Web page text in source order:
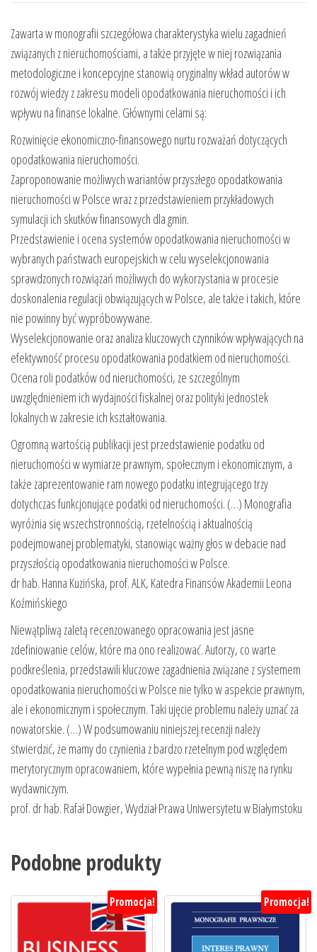
i
propozycje
zmian
Zawarta w monografii szczegółowa charakterystyka wielu zagadnień
związanych z nieruchomościami, a także przyjęte w niej rozwiązania
metodologiczne i koncepcyjne stanowią oryginalny wkład autorów w
rozwój wiedzy z zakresu modeli opodatkowania nieruchomości i ich
wpływu na finanse lokalne. Głównymi celami są:
Rozwinięcie ekonomiczno-finansowego nurtu rozważań dotyczących
opodatkowania nieruchomości.
Zaproponowanie możliwych wariantów przyszłego opodatkowania
nieruchomości w Polsce wraz z przedstawieniem przykładowych
symulacji ich skutków finansowych dla gmin.
Przedstawienie i ocena systemów opodatkowania nieruchomości w
wybranych państwach europejskich w celu wyselekcjonowania
sprawdzonych rozwiązań możliwych do wykorzystania w procesie
doskonalenia regulacji obwiązujących w Polsce, ale także i takich, które
nie powinny być wypróbowywane.
Wyselekcjonowanie oraz analiza kluczowych czynników wpływających na
efektywność procesu opodatkowania podatkiem od nieruchomości.
Ocena roli podatków od nieruchomości, ze szczególnym
uwzględnieniem ich wydajności fiskalnej oraz polityki jednostek
lokalnych w zakresie ich kształtowania.
Ogromną wartością publikacji jest przedstawienie podatku od
nieruchomości w wymiarze prawnym, społecznym i ekonomicznym, a
także zaprezentowanie ram nowego podatku integrującego trzy
dotychczas funkcjonujące podatki od nieruchomości. (…) Monografia
wyróżnia się wszechstronnością, rzetelnością i aktualnością
podejmowanej problematyki, stanowiąc ważny głos w debacie nad
przyszłością opodatkowania nieruchomości w Polsce.
dr hab. Hanna Kuzińska, prof. ALK, Katedra Finansów Akademii Leona
Koźmińskiego
Niewątpliwą zaletą recenzowanego opracowania jest jasne
zdefiniowanie celów, które ma ono realizować. Autorzy, co warte
podkreślenia, przedstawili kluczowe zagadnienia związane z systemem
opodatkowania nieruchomości w Polsce nie tylko w aspekcie prawnym,
ale i ekonomicznym i społecznym. Taki ujęcie problemu należy uznać za
nowatorskie. (…) W podsumowaniu niniejszej recenzji należy
stwierdzić, że mamy do czynienia z bardzo rzetelnym pod względem
merytorycznym opracowaniem, które wypełnia pewną niszę na rynku
wydawniczym.
prof. dr hab. Rafał Dowgier, Wydział Prawa Uniwersytetu w Białymstoku
Podobne produkty
Promocja! Promocja!